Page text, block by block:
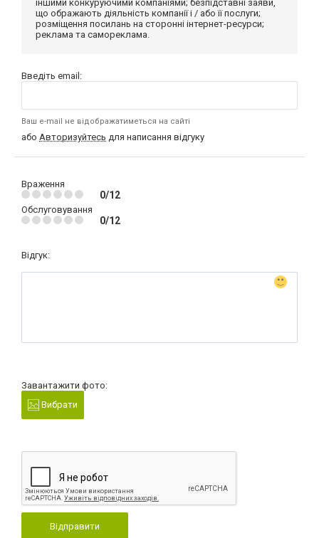
іншими конкуруючими компаніями; безпідставні заяви,
що ображають діяльність компанії і / або її послуги;
розміщення посилань на сторонні інтернет-ресурси;
реклама та самореклама.
Введіть email:
Ваш e-mail не відображатиметься на сайті
або Авторизуйтесь для написання відгуку
Враження
0/12
Обслуговування
0/12
Відгук:
Завантажити фото:
Вибрати
Відправити